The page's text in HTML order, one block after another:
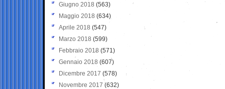
Giugno 2018 (563)
Maggio 2018 (634)
Aprile 2018 (547)
Marzo 2018 (599)
Febbraio 2018 (571)
Gennaio 2018 (607)
Dicembre 2017 (578)
Novembre 2017 (632)